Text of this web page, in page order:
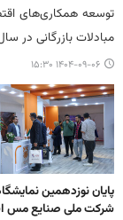
توسعه همکاری‌های
مبادلات بازرگانی در
۱۴۰۴-۰۹-۰۶ ۱۵:۳۰
پایان نوزدهمین
شرکت ملی صنایع مس